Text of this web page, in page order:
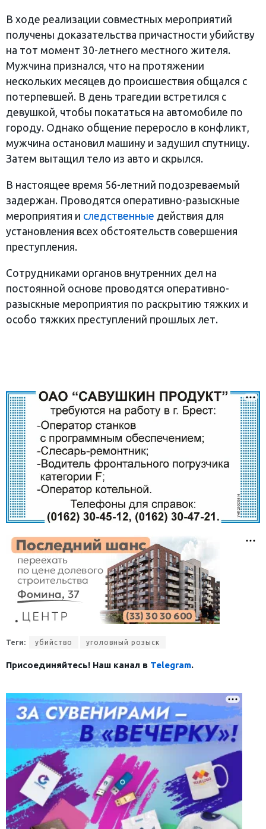
В ходе реализации совместных мероприятий
получены доказательства причастности убийству
на тот момент 30-летнего местного жителя.
Мужчина признался, что на протяжении
нескольких месяцев до происшествия общался с
потерпевшей. В день трагедии встретился с
девушкой, чтобы покататься на автомобиле по
городу. Однако общение переросло в конфликт,
мужчина остановил машину и задушил спутницу.
Затем вытащил тело из авто и скрылся.
В настоящее время 56-летний подозреваемый
задержан. Проводятся оперативно-разыскные
мероприятия и следственные действия для
установления всех обстоятельств совершения
преступления.
Сотрудниками органов внутренних дел на
постоянной основе проводятся оперативно-
разыскные мероприятия по раскрытию тяжких и
особо тяжких преступлений прошлых лет.
Теги: убийство уголовный розыск
Присоединяйтесь! Наш канал в Telegram.